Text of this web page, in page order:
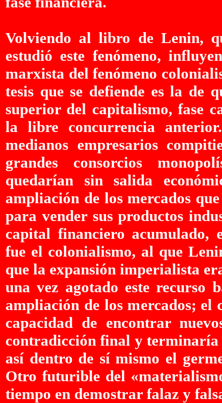
Volviendo al libro de Lenin,
estudió este fenómeno,
marxista del fenómeno
tesis que se defiende es la de
superior del capitalismo, fase
la libre concurrencia
medianos empresarios
grandes consorcios
quedarían sin salida
ampliación de los mercados
para vender sus productos
capital financiero acumulado,
fue el colonialismo, al que
que la expansión imperialista
una vez agotado este recurso
ampliación de los mercados;
capacidad de encontrar
contradicción final y terminaría
así dentro de sí mismo el
Otro futurible del
tiempo en demostrar falaz y